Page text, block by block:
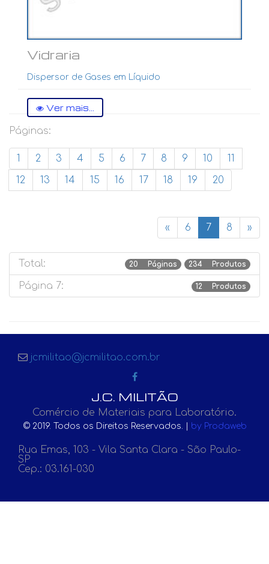
Vidraria
Dispersor de Gases em Líquido
Ver mais...
Páginas:
1 2 3 4 5 6 7 8 9 10
11
12
13 14 15 16 17 18 19 20
« 6 7 8 »
Total: 234 Produtos
20 Páginas
Página 7: 12 Produtos
jcmilitao@jcmilitao.com.br
J.C. MILITÃO
Comércio de Materiais para Laboratório.
© 2019. Todos os Direitos Reservados. | by Prodaweb
Rua Emas, 103 - Vila Santa Clara - São Paulo-
SP
Cep.: 03.161-030